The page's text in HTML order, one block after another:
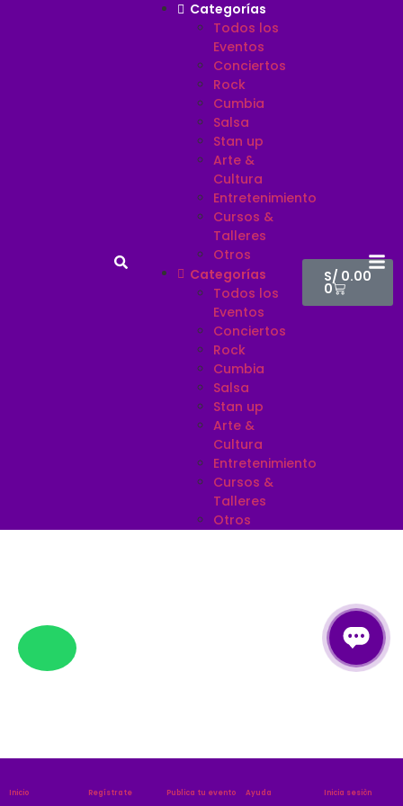
Categorías
Todos los
Eventos
Conciertos
Rock
Cumbia
Salsa
Stan up
Arte &
Cultura
Entretenimiento
Cursos &
Talleres
Otros
Categorías
Todos los
Eventos
Conciertos
Rock
Cumbia
Salsa
Stan up
Arte &
Cultura
Entretenimiento
Cursos &
Talleres
Otros
S/ 0.00
0
Inicio Regístrate Publica tu evento Ayuda Inicia sesiòn